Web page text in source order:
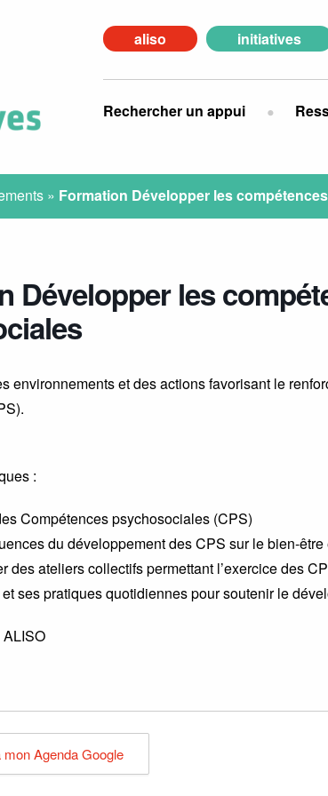
aliso initiatives
Rechercher un appui
» Formation Développer les
Développer les
environnements et des actions favorisant le
:
Compétences psychosociales (CPS)
du développement des CPS sur le bien-
des ateliers collectifs permettant l’exercice des
ses pratiques quotidiennes pour soutenir le
mon Agenda Google